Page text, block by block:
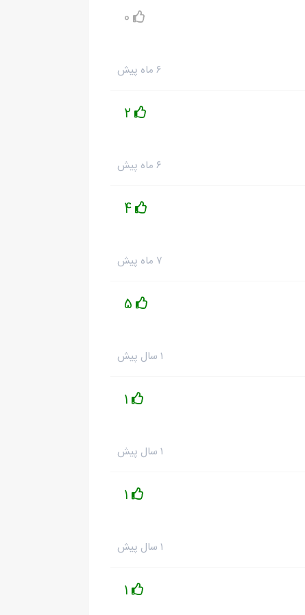
0
۶ ماه پیش
2
۶ ماه پیش
4
۷ ماه پیش
5
۱ سال پیش
1
۱ سال پیش
1
۱ سال پیش
1